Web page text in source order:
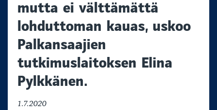
mutta ei välttämättä
lohduttoman kauas, uskoo
Palkansaajien
tutkimuslaitoksen Elina
Pylkkänen.
1.7.2020